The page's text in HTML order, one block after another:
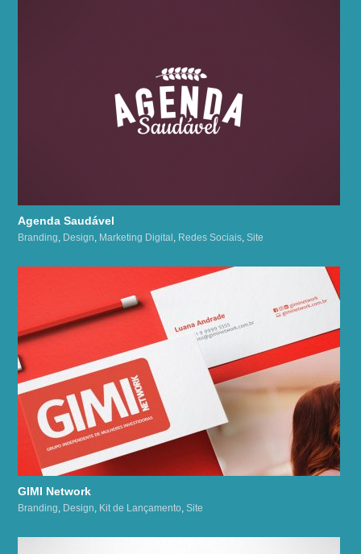
Agenda Saudável
Branding, Design, Marketing Digital , Redes Sociais,Site
GIMI Network
Branding, Design, Kit de Lançamento,Site